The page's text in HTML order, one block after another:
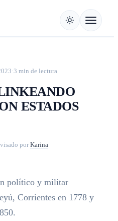
·3 min de lectura
ESTADOS
por Karina
político y militar
Corrientes en 1778 y